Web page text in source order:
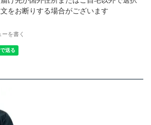
をお断りする場合がございます
ーを書く